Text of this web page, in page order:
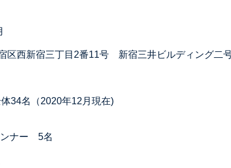
西新宿三丁目2番11号 新宿三井ビルディング二
34名（2020年12月現在)
ンナー 5名